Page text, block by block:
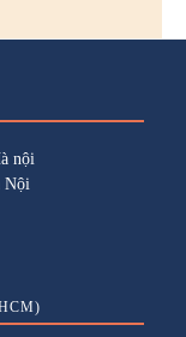
nội
Nội